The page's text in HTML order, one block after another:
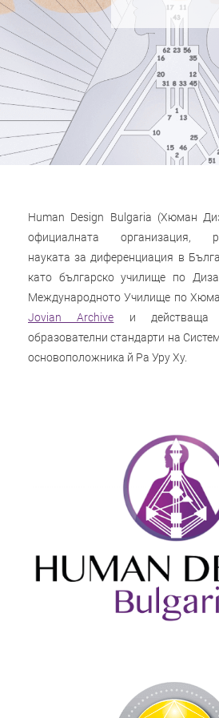
Human Design Bulgaria (Хюман
официалната организация,
науката за диференциация в
като българско училище по
Международното Училище по
Jovian Archive и действаща
образователни стандарти на
основоположника й Ра Уру Ху.